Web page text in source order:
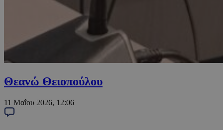
Θεανώ Θειοπούλου
11 Μαΐου 2026, 12:06